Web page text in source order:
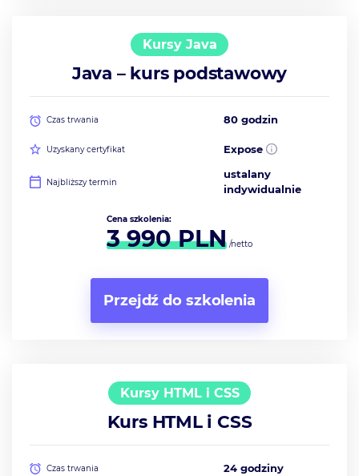
Kursy Java
Java – kurs podstawowy
Czas trwania 80 godzin
Uzyskany certyfikat Expose
Najbliższy termin
ustalany
indywidualnie
Cena szkolenia:
3 990PLN /netto
Przejdź do szkolenia
Kursy HTML i CSS
Kurs HTML i CSS
Czas trwania 24 godziny